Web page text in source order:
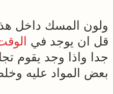
ولون المسك داخل
قل ان يوجد في
جدا واذا وجد يقوم
بعض المواد عليه